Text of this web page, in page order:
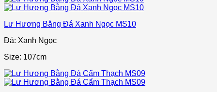
Lư Hương Bằng Đá Xanh Ngọc MS10
Đá: Xanh Ngọc
Size: 107cm